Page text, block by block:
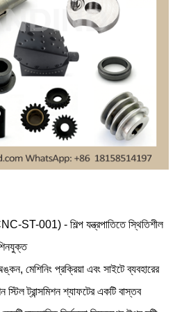
ST-001) - শিল্প যন্ত্রপাতিতে স্থিতিশীল
মেশিনিং প্রক্রিয়া এবং সাইটে ব্যবহারের
ট্রান্সমিশন শ্যাফটের একটি বাস্তব